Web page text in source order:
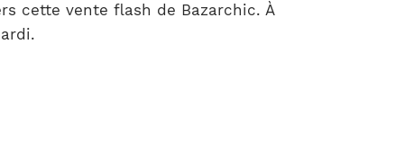
cette vente flash de Bazarchic. À